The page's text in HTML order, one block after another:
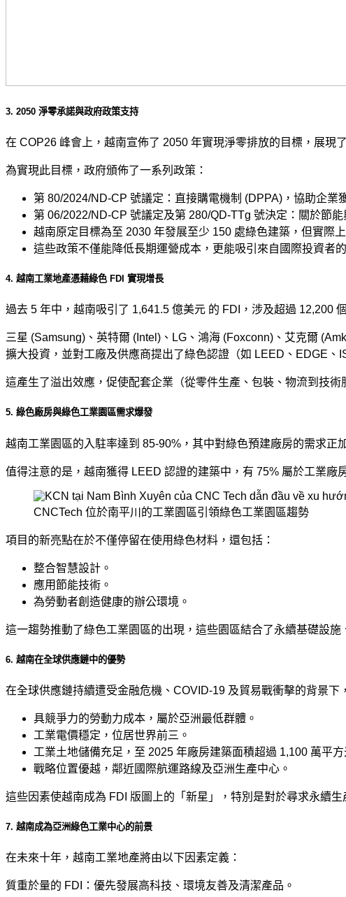
3. 2050 淨零承諾與政府政策支持
在 COP26 峰會上，越南宣佈了 2050 年實現淨零排放的目標，展現
為實現此目標，政府頒佈了一系列政策：
第 80/2024/ND-CP 號議定：直接購電機制 (DPPA)，協助企業
第 06/2022/ND-CP 號議定及第 280/QD-TTg 號決定：關於節能
越南原定目標為至 2030 年發展至少 150 處綠色建築，但實際
這些政策不僅能降低長期運營成本，更能吸引來自國際投資者
4. 越南工業地產憑藉綠色 FDI 實現增長
過去 5 年中，越南吸引了 1,641.5 億美元 的 FDI，涉及超過 12,200
三星 (Samsung)、英特爾 (Intel)、LG、鴻海 (Foxconn)、艾克爾
擴大投資，並對工廠及供應商提出了綠色認證（如 LEED、EDGE、
這產生了溢出效應，促使配套企業（從零件生產、包裝、物流到技
5. 綠色廠房與綠色工業園區需求爆發
越南工業園區的入駐率達到 85-90%，其中對綠色預建廠房的需求正
值得注意的是，越南獲得 LEED 認證的建築中，有 75% 屬於工業廠
CNCTech 位於南平川的工業園區引領綠色工業園區趨勢
項目的新亮點在於不僅停留在使用綠色材料，還包括：
整合智慧設計。
應用節能技術。
為勞動者創造健康的辦公環境。
這一趨勢推動了綠色工業園區的出現，這些園區結合了永續基礎設
6. 越南在全球供應鏈中的優勢
在全球供應鏈持續遭受金融危機、COVID-19 及貿易戰衝擊的背景下
具競爭力的勞動力成本，屬於亞洲最低群體。
工業電價穩定，位居世界前三。
工業土地儲備充足，至 2025 年廠房建築面積超過 1,100 萬平方
戰略位置優越，鄰近國際航運路線及亞洲生產中心。
這些因素使越南成為 FDI 版圖上的「新星」，特別是對於尋求永續生
7. 越南成為亞洲綠色工業中心的前景
在未來十年，越南工業地產將由以下因素定義：
質重於量的 FDI：優先發展高科技、環境友善及清潔產品。